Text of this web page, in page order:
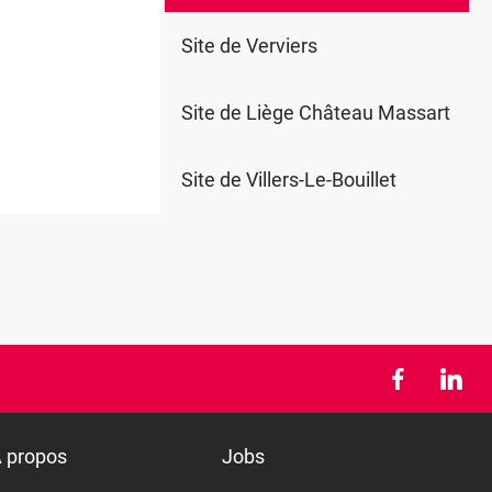
Site de Verviers
Site de Liège Château Massart
Site de Villers-Le-Bouillet
propos Jobs